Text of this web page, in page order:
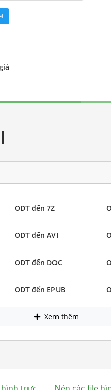
ODT đến 7Z
ODT đến AVI
ODT đến DOC
ODT đến EPUB
Xem thêm